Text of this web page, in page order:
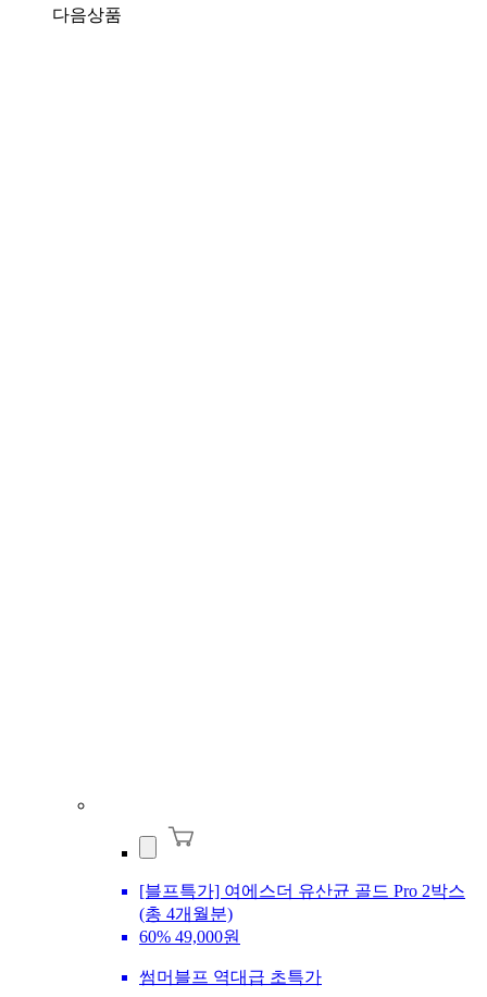
다음상품
[블프특가] 여에스더 유산균 골드 Pro 2박스
(총 4개월분)
60% 49,000원
썸머블프 역대급 초특가